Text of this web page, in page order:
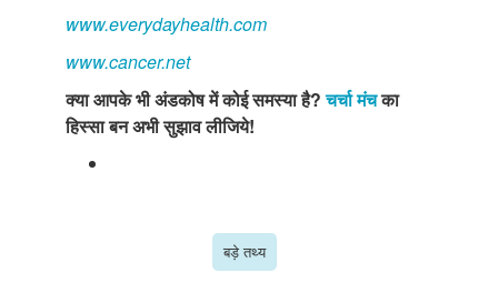
www.everydayhealth.com
www.cancer.net
क्या आपके भी अंडकोष में कोई समस्या है?चर्चा मंचका
हिस्सा बन अभी सुझाव लीजिये!
बड़े तथ्य